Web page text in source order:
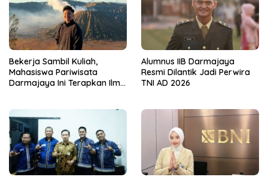
Bekerja Sambil Kuliah,
Mahasiswa Pariwisata
Darmajaya Ini Terapkan Ilmu
Alumnus IIB Darmajaya
Resmi Dilantik Jadi Perwira
TNI AD 2026